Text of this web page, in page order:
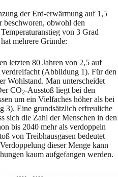
der Erd-erwärmung auf 1,5
beschworen, obwohl den
von 3 Grad
mehrere Gründe:
letzten 80 Jahren von 2,5 auf
(Abbildung 1). Für den
Wohlstand. Man unterscheidet
CO2-Ausstoß liegt bei den
um ein Vielfaches höher als bei
3). Eine grundsätzlich erfreuliche
sich die Zahl der Menschen in den
bis 2040 mehr als verdoppeln
von Treibhausgasen bedeutet
dieser Menge kann
kaum aufgefangen werden.